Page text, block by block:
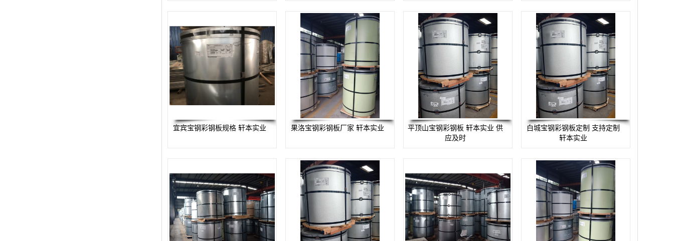
宜宾宝钢彩钢板规格 轩本实业 果洛宝钢彩钢板厂家 轩本实业
平顶山宝钢彩钢板 轩本实业 供
应及时
白城宝钢彩钢板定制 支持定制
轩本实业